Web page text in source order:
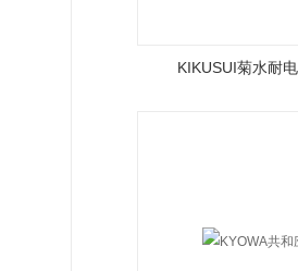
KIKUSUI菊水耐